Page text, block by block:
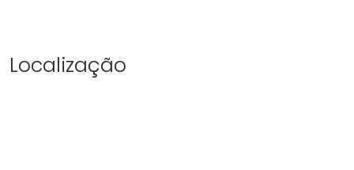
Localização